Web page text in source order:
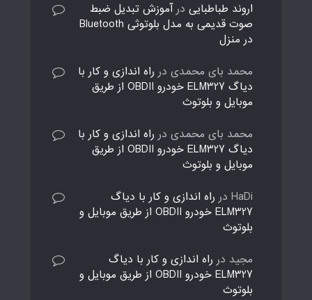
اروند طباطبایی درآموزش تبدیل ضبط
صوت قدیمی به مدل بلوتوثی Bluetooth
در منزل
محمد بای محمدی در راه اندازی و کار با
دیاگ ELM327 خودرو OBDII از طریق
موبایل و بلوتوث
محمد بای محمدی در راه اندازی و کار با
دیاگ ELM327 خودرو OBDII از طریق
موبایل و بلوتوث
HaDi در راه اندازی و کار با دیاگ
ELM327 خودرو OBDII از طریق موبایل و
بلوتوث
مجید در راه اندازی و کار با دیاگ
ELM327 خودرو OBDII از طریق موبایل و
بلوتوث